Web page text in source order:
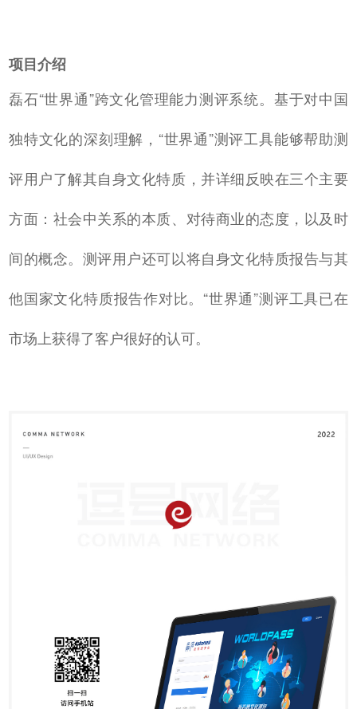
项目介绍
磊石“世界通”跨文化管理能力测评系统。基于对中国
独特文化的深刻理解，“世界通”测评工具能够帮助测
评用户了解其自身文化特质，并详细反映在三个主要
方面：社会中关系的本质、对待商业的态度，以及时
间的概念。测评用户还可以将自身文化特质报告与其
他国家文化特质报告作对比。“世界通”测评工具已在
市场上获得了客户很好的认可。